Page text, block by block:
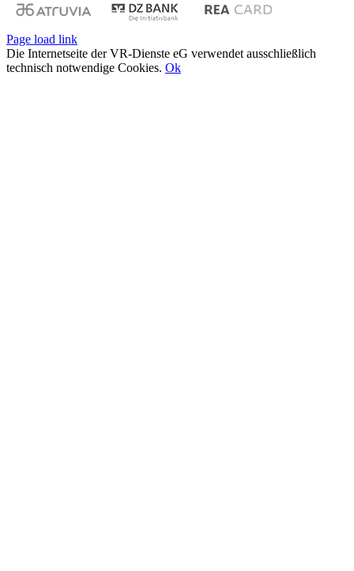
Page load link
Die Internetseite der VR-Dienste eG verwendet ausschließlich
technisch notwendige Cookies. Ok